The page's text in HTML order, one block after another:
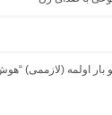
بار اولمه (لازممی)